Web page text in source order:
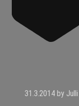
31.3.2014by Julli